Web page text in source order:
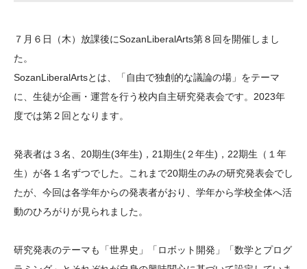
役員・評議員 公開情報
年報一覧 中谷財団レポート
大学院生奨学金
国際学生交流プログラ
科学教育振興助成・
次世代理系人材育成プ
アクセス
サイトマップ 中谷財団アーカイブ
７月６日（木）放課後にSozanLiberalArts第８回を開催しまし
た。
SozanLiberalArtsとは、「自由で独創的な議論の場」をテーマ
に、生徒が企画・運営を行う校内自主研究発表会です。2023年
度では第２回となります。
発表者は３名、20期生(3年生)，21期生(２年生)，22期生（１年
生）が各１名ずつでした。これまで20期生のみの研究発表会でし
たが、今回は各学年からの発表者がおり、学年から学校全体へ活
動のひろがりが見られました。
研究発表のテーマも「世界史」「ロボット開発」「数学とプログ